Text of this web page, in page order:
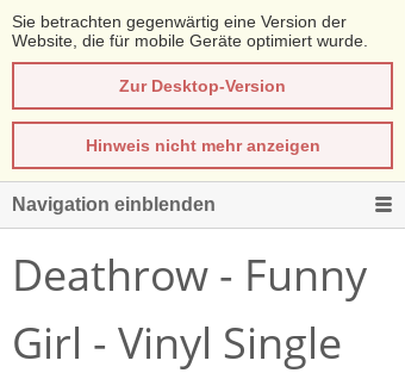
Sie betrachten gegenwärtig eine Version der
Website, die für mobile Geräte optimiert wurde.
Zur Desktop-Version
Hinweis nicht mehr anzeigen
Navigation einblenden
Deathrow - Funny
Girl - Vinyl Single